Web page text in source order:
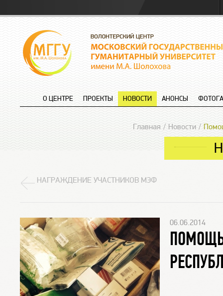
О ЦЕНТРЕ ПРОЕКТЫ НОВОСТИ АНОНСЫ
Главная Новости
НАГРАЖДЕНИЕ УЧАСТНИКОВ МЭФ
06.06.2014